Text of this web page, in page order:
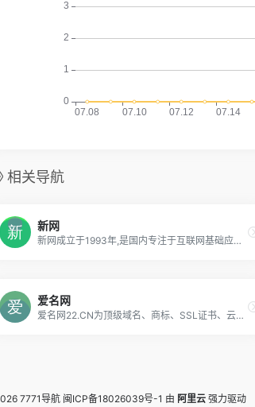
相关导航
新网
新网成立于1993年,是国内专注于互联网基础应用服务提供商.新网提供云服务器,网站建设,域名注册,域名交易,域名购买续费,虚拟主机,企业邮箱等一系列信息化产品服务
爱名网
爱名网22.CN为顶级域名、商标、SSL证书、云计算的注册与中介交易服务提供商，提供域名注册、商标查询、https申请；商标域名中介交易与拍卖、云主机与SSL服务器证书申请的企业互联网+云计算服务门户。
7771导航 闽ICP备18026039号-1 由 阿里云 强力驱动